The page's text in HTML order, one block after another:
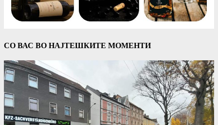
СО ВАС ВО НАЈТЕШКИТЕ МОМЕНТИ